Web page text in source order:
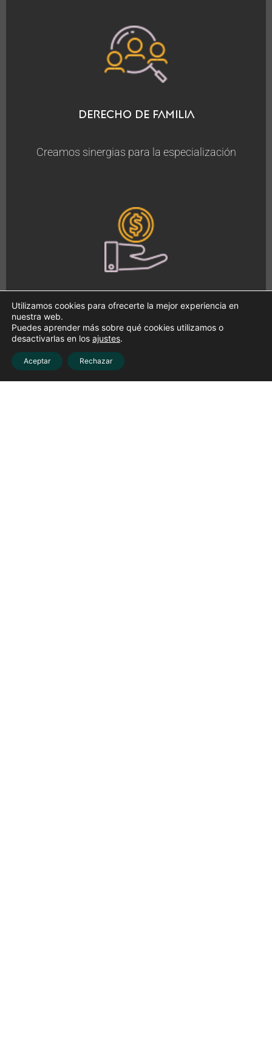
Derecho de Familia
Creamos sinergias para la especialización
Especialistas Ley de 2ª
Asesoramiento para autónomos y PYMES
Utilizamos cookies para ofrecerte la mejor experiencia en
nuestra web.
Puedes aprender más sobre qué cookies utilizamos o
desactivarlas en los ajustes.
Aceptar Rechazar